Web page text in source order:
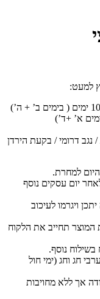
דרומי / בקעת הירדן
היום למחרת.
ויאושרו רק לאחר יום עסקים נוסף
ויגרמו לעיכוב
המוצר תחייב את הלקוח
בשילוח נוסף.
חג וחג (ימי חול
אך ללא מחויבות